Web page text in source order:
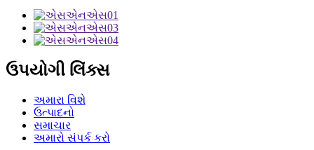
ઉપયોગી લિંક્સ
અમારા વિશે
ઉત્પાદનો
સમાચાર
અમારો સંપર્ક કરો